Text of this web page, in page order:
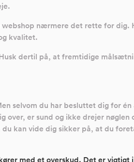
nærmere det rette for dig.
kvalitet.
dertil på, at fremtidige
selvom du har besluttet dig for
over, er sund og ikke drejer nøglen
kan vide dig sikker på, at du
med et overskud. Det er vigtigt